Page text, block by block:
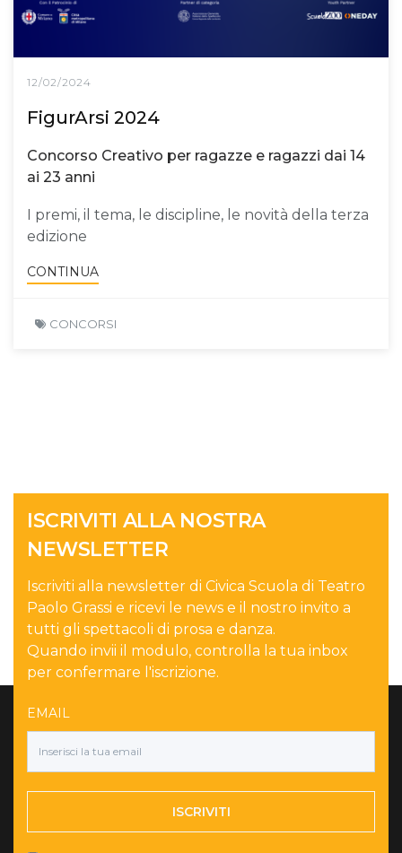
12/02/2024
FigurArsi 2024
Concorso Creativo per ragazze e ragazzi dai 14
ai 23 anni
I premi, il tema, le discipline, le novità della terza
edizione
CONTINUA
CONCORSI
ISCRIVITI ALLA NOSTRA
NEWSLETTER
Iscriviti alla newsletter di Civica Scuola di Teatro
Paolo Grassi e ricevi le news e il nostro invito a
tutti gli spettacoli di prosa e danza.
Quando invii il modulo, controlla la tua inbox
per confermare l'iscrizione.
EMAIL
ISCRIVITI